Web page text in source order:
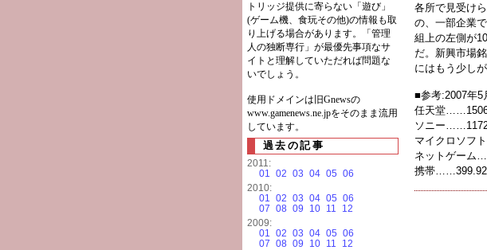
各所で見受け
の、一部企業
組上の左側が
だ。新興市場
にはもう少し
■参考:2007年5
任天堂
ソニー
マイクロソフ
ネットゲーム
携帯……399.92
トリッジ提供に寄らない「遊び」
(ゲーム機、食玩その他)の情報も取
り上げる場合があります。「管理
人の独断専行」が最優先事項なサ
イトと理解していただれば問題な
いでしょう。
使用ドメインは旧Gnewsの
www.gamenews.ne.jpをそのまま流用
しています。
過去の記事
2011:
01 02 03 04 05 06
2010:
01 02 03 04 05 06
07 08 09 10 11
12
2009:
01 02 03 04 05 06
07 08 09 10 11
12